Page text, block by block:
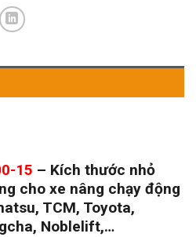
15 – Kích thước nhỏ
cho xe nâng chạy động
TCM, Toyota,
Noblelift,…